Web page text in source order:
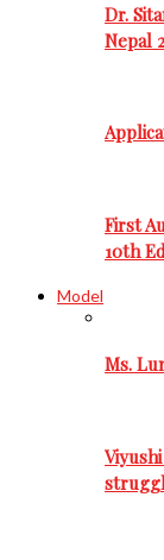
Dr.
Nepal
First
10th
Model
Ms.